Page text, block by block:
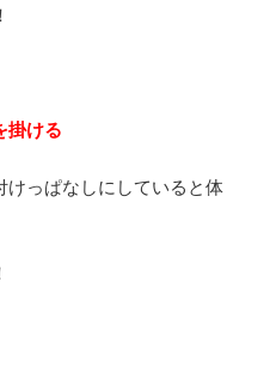
掛ける
っぱなしにしていると体